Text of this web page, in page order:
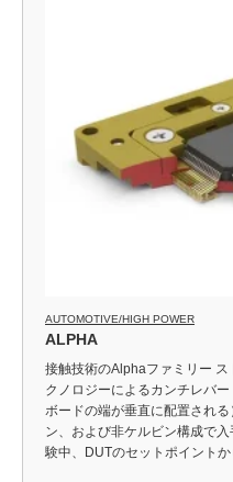
AUTOMOTIVE/HIGH POWER
ALPHA
接触技術のAlphaファミリー
クノロジーによるカンチレバ
ボードの端が垂直に配置され
ン、および非ケルビン構成で
験中、DUTのセットポイント